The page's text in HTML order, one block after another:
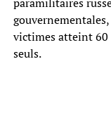
victimes atteint 60
seuls.